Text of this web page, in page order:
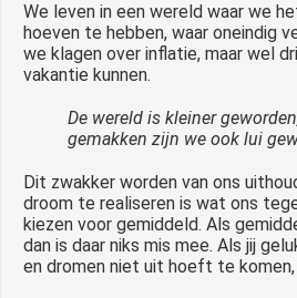
We leven in een wereld waar we
hoeven te hebben, waar oneindig
we klagen over inflatie, maar wel
vakantie kunnen.
De wereld is kleiner
gemakken zijn we ook lui
Dit zwakker worden van ons
droom te realiseren is wat ons
kiezen voor gemiddeld. Als
dan is daar niks mis mee. Als jij
en dromen niet uit hoeft te komen,